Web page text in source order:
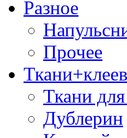
Разное
Прочее
Ткани
Дублерин